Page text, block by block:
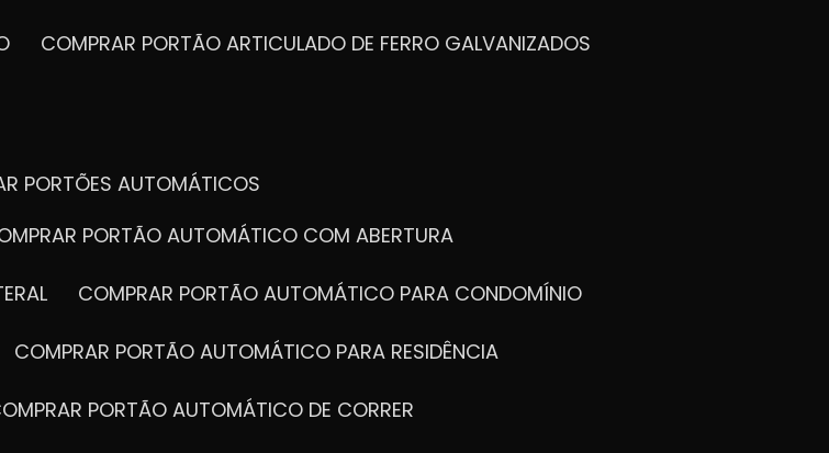
COMPRAR PORTÃO ARTICULADO DE FERRO GALVANIZADOS
PORTÕES AUTOMÁTICOS
PORTÃO AUTOMÁTICO COM ABERTURA
COMPRAR PORTÃO AUTOMÁTICO PARA CONDOMÍNIO
COMPRAR PORTÃO AUTOMÁTICO PARA RESIDÊNCIA
COMPRAR PORTÃO AUTOMÁTICO DE CORRER